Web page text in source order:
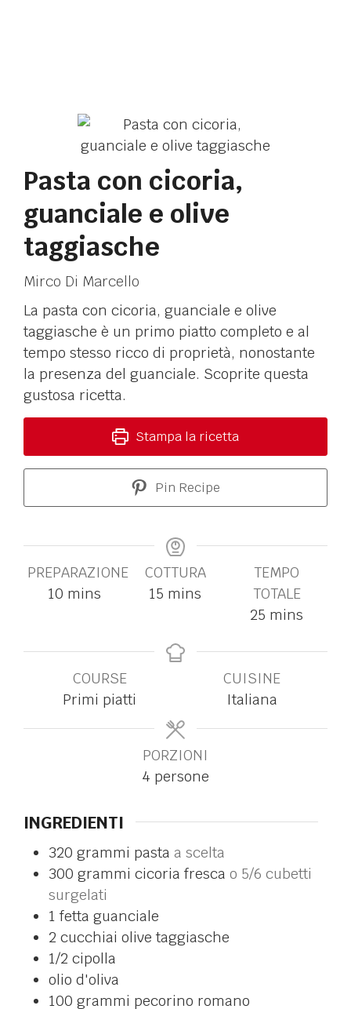
Pasta con cicoria,
guanciale e olive
taggiasche
Mirco Di Marcello
La pasta con cicoria, guanciale e olive
taggiasche è un primo piatto completo e al
tempo stesso ricco di proprietà, nonostante
la presenza del guanciale. Scoprite questa
gustosa ricetta.
Stampa la ricetta
Pin Recipe
PREPARAZIONE
10 mins
COTTURA
15 mins
TEMPO
TOTALE
25 mins
COURSE
Primi piatti
CUISINE
Italiana
PORZIONI
4 persone
INGREDIENTI
320 grammi pasta a scelta
300 grammi cicoria fresca o 5/6 cubetti
surgelati
1 fetta guanciale
2 cucchiai olive taggiasche
1/2 cipolla
olio d'oliva
100 grammi pecorino romano